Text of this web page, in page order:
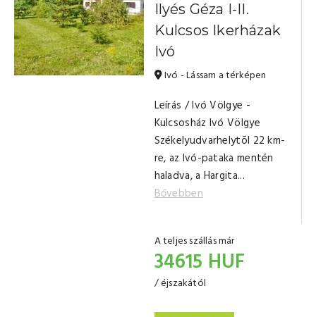
Ilyés Géza I-II.
Kulcsos Ikerházak
Ivó
Ivó - Lássam a térképen
Leírás / Ivó Völgye -
Kulcsosház Ivó Völgye
Székelyudvarhelytõl 22 km-
re, az Ivó-pataka mentén
haladva, a Hargita...
Bővebben
A teljes szállás már
34615 HUF
/ éjszakától